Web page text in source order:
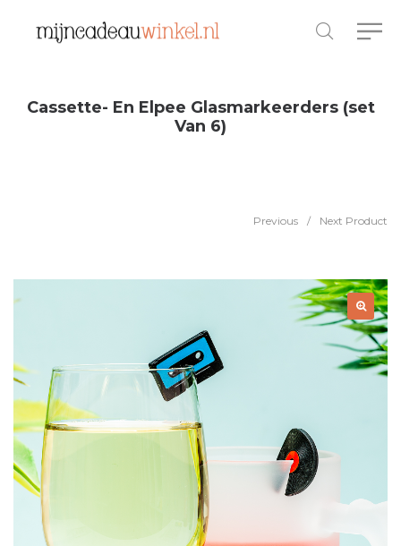
Cassette- En Elpee Glasmarkeerders (set
Van 6)
Previous / Next Product